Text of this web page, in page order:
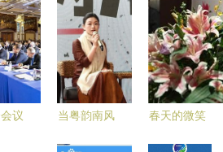
议
当粤韵南风
春天的微笑